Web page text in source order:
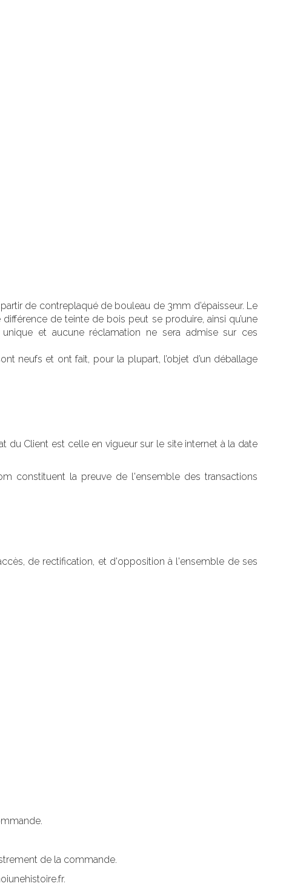
de contreplaqué de bouleau de 3mm d’épaisseur. Le
de teinte de bois peut se produire, ainsi qu’une
et aucune réclamation ne sera admise sur ces
neufs et ont fait, pour la plupart, l’objet d’un déballage
du Client est celle en vigueur sur le site internet à la date
constituent la preuve de l'ensemble des transactions
de rectification, et d'opposition à l'ensemble de ses
de la commande.